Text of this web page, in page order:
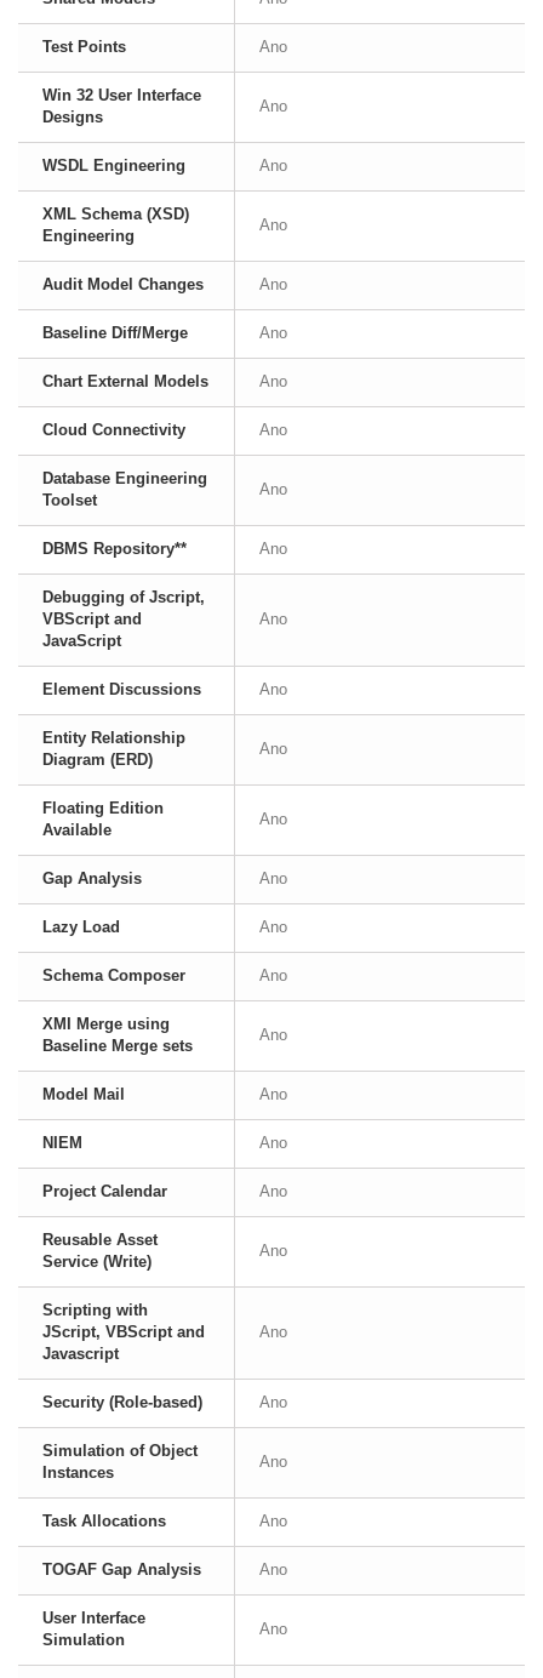
Test Points Ano
Win 32 User Interface
Designs
Ano
WSDL Engineering Ano
XML Schema (XSD)
Engineering
Ano
Audit Model Changes Ano
Baseline Diff/Merge Ano
Chart External Models Ano
Cloud Connectivity Ano
Database Engineering
Toolset
Ano
DBMS Repository** Ano
Debugging of Jscript,
VBScript and
JavaScript
Ano
Element Discussions Ano
Entity Relationship
Diagram (ERD)
Ano
Floating Edition
Available
Ano
Gap Analysis Ano
Lazy Load Ano
Schema Composer Ano
XMI Merge using
Baseline Merge sets
Ano
Model Mail Ano
NIEM Ano
Project Calendar Ano
Reusable Asset
Service (Write)
Ano
Scripting with
JScript, VBScript and
Javascript
Ano
Security (Role-based) Ano
Simulation of Object
Instances
Ano
Task Allocations Ano
TOGAF Gap Analysis Ano
User Interface
Simulation
Ano